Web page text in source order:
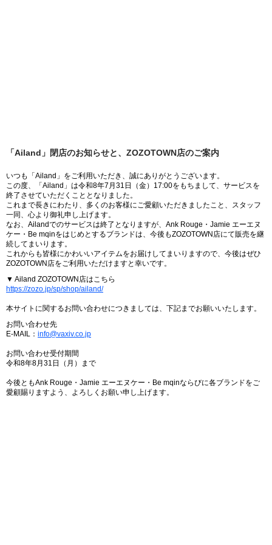
「Ailand」閉店のお知らせと、ZOZOTOWN店のご案内
いつも「Ailand」をご利用いただき、誠にありがとうございます。
この度、「Ailand」は令和8年7月31日（金）17:00をもちまして、サービスを
終了させていただくこととなりました。
これまで長きにわたり、多くのお客様にご愛顧いただきましたこと、スタッフ
一同、心より御礼申し上げます。
なお、Ailandでのサービスは終了となりますが、Ank Rouge・Jamie エーエヌ
ケー・Be mqinをはじめとするブランドは、今後もZOZOTOWN店にて販売を継
続してまいります。
これからも皆様にかわいいアイテムをお届けしてまいりますので、今後はぜひ
ZOZOTOWN店をご利用いただけますと幸いです。
▼ Ailand ZOZOTOWN店はこちら
https://zozo.jp/sp/shop/ailand/
本サイトに関するお問い合わせにつきましては、下記までお願いいたします。
お問い合わせ先
E-MAIL： info@vaxiv.co.jp
お問い合わせ受付期間
令和8年8月31日（月）まで
今後ともAnk Rouge・Jamie エーエヌケー・Be mqinならびに各ブランドをご
愛顧賜りますよう、よろしくお願い申し上げます。